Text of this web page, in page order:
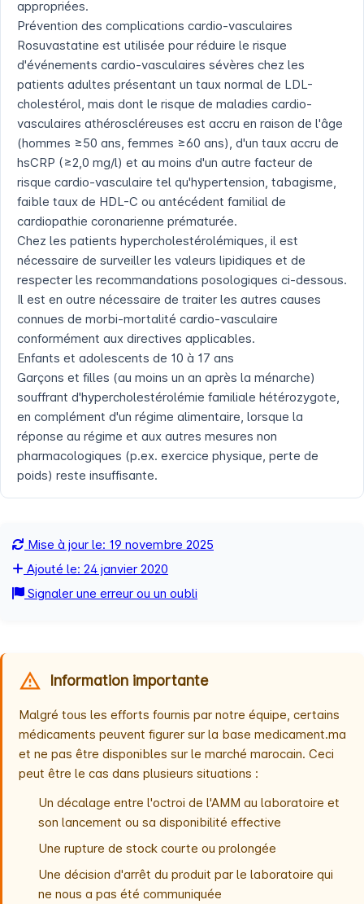
appropriées.
Prévention des complications cardio-vasculaires
Rosuvastatine est utilisée pour réduire le risque
d'événements cardio-vasculaires sévères chez les
patients adultes présentant un taux normal de LDL-
cholestérol, mais dont le risque de maladies cardio-
vasculaires athéroscléreuses est accru en raison de l'âge
(hommes ≥50 ans, femmes ≥60 ans), d'un taux accru de
hsCRP (≥2,0 mg/l) et au moins d'un autre facteur de
risque cardio-vasculaire tel qu'hypertension, tabagisme,
faible taux de HDL-C ou antécédent familial de
cardiopathie coronarienne prématurée.
Chez les patients hypercholestérolémiques, il est
nécessaire de surveiller les valeurs lipidiques et de
respecter les recommandations posologiques ci-dessous.
Il est en outre nécessaire de traiter les autres causes
connues de morbi-mortalité cardio-vasculaire
conformément aux directives applicables.
Enfants et adolescents de 10 à 17 ans
Garçons et filles (au moins un an après la ménarche)
souffrant d'hypercholestérolémie familiale hétérozygote,
en complément d'un régime alimentaire, lorsque la
réponse au régime et aux autres mesures non
pharmacologiques (p.ex. exercice physique, perte de
poids) reste insuffisante.
Mise à jour le: 19 novembre 2025
Ajouté le: 24 janvier 2020
Signaler une erreur ou un oubli
Information importante
Malgré tous les efforts fournis par notre équipe, certains
médicaments peuvent figurer sur la base medicament.ma
et ne pas être disponibles sur le marché marocain. Ceci
peut être le cas dans plusieurs situations :
Un décalage entre l'octroi de l'AMM au laboratoire et
son lancement ou sa disponibilité effective
Une rupture de stock courte ou prolongée
Une décision d'arrêt du produit par le laboratoire qui
ne nous a pas été communiquée